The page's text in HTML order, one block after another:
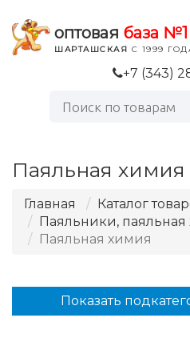
оптовая база №1
ШАРТАШСКАЯ С 1999
+7 (343)
Паяльная химия
Главная Каталог
Паяльники,
Паяльная химия
Показать